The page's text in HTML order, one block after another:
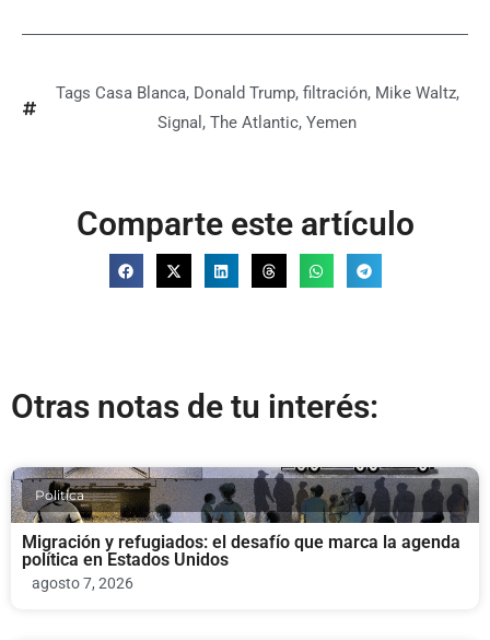
Tags Casa Blanca, Donald Trump, filtración, Mike Waltz,
Signal , The Atlantic, Yemen
Comparte este artículo
Otras notas de tu interés:
Politica
Migración y refugiados: el desafío que marca la agenda
política en Estados Unidos
agosto 7, 2026